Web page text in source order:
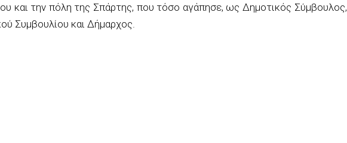
και την πόλη της Σπάρτης, που τόσο αγάπησε, ως Δημοτικός Σύμβουλος,
Συμβουλίου και Δήμαρχος.